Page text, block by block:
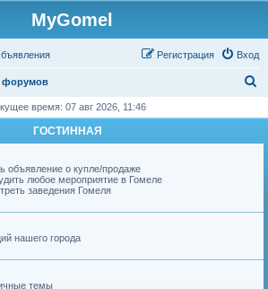
MyGomel
Вход
Регистрация
форумов
с
время: 07 авг 2026, 11:46
ГОСТИННАЯ
объявление о купле/продаже
любое мероприятие в Гомеле
заведения Гомеля
нашего города
темы